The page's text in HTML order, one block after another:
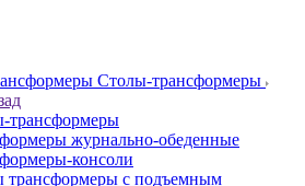
Столы-трансформеры
трансформеры
журнально-обеденные
консоли
трансформеры с подъемным